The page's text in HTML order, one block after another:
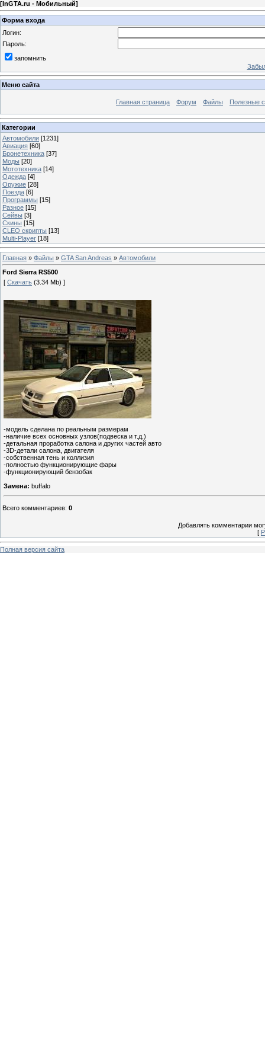
[InGTA.ru - Мобильный]
Форма входа
Логин:
Пароль:
запомнить
Меню сайта
Главная страница Форум Файлы Полезные
Категории
Автомобили [1231]
Авиация [60]
Бронетехника [37]
Моды [20]
Мототехника [14]
Одежда [4]
Оружие [28]
Поезда [6]
Программы [15]
Разное [15]
Сейвы [3]
Скины [15]
CLEO скрипты [13]
Multi-Player [18]
Главная » Файлы » GTA San Andreas » Автомобили
Ford Sierra RS500
[ Скачать (3.34 Mb) ]
-модель сделана по реальным размерам
-наличие всех основных узлов(подвеска и т.д.)
-детальная проработка салона и других частей авто
-3D-детали салона, двигателя
-собственная тень и коллизия
-полностью функционирующие фары
-функционирующий бензобак
Замена: buffalo
Всего комментариев: 0
Добавлять комментарии
[
Полная версия сайта